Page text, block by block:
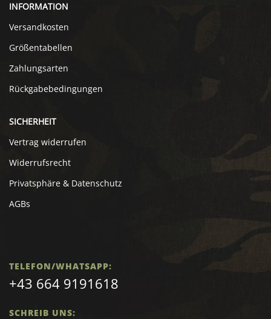
INFORMATION
Versandkosten
Größentabellen
Zahlungsarten
Rückgabebedingungen
SICHERHEIT
Vertrag widerrufen
Widerrufsrecht
Privatsphäre & Datenschutz
AGBs
TELEFON/WHATSAPP:
+43 664 9191618
SCHREIB UNS: